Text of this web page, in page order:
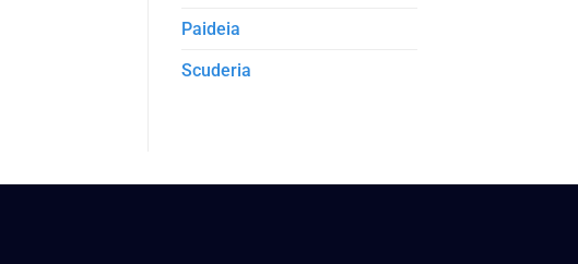
Paideia
Scuderia